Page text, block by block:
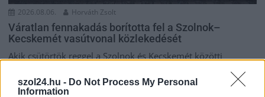
szol24.hu - Do Not Process My Personal
Information
2026.08.06. Horváth Zsolt
Váratlan fennakadás borította fel a Szolnok–
Kecskemét vasútvonal közlekedését
Akik csütörtök reggel a Szolnok és Kecskemét közötti
vasútvonalon tervezték az utazásukat, azoknak érdemes volt
indulás...